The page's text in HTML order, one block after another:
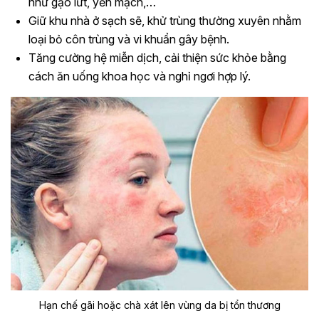
Giữ khu nhà ở sạch sẽ, khử trùng thường xuyên nhằm
loại bỏ côn trùng và vi khuẩn gây bệnh.
Tăng cường hệ miễn dịch, cải thiện sức khỏe bằng
cách ăn uống khoa học và nghỉ ngơi hợp lý.
Hạn chế gãi hoặc chà xát lên vùng da bị tổn thương